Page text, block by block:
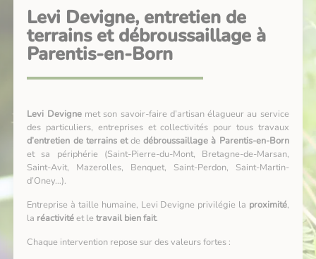
Levi Devigne, entretien de
terrains et débroussaillage à
Parentis-en-Born
Levi Devignemet son savoir-faire d’artisan élagueur au service
des particuliers, entreprises et collectivités pour tous travaux
d’entretien de terrains etdedébroussaillage à Parentis-en-Born
et sa périphérie (Saint-Pierre-du-Mont, Bretagne-de-Marsan,
Saint-Avit, Mazerolles, Benquet, Saint-Perdon, Saint-Martin-
d’Oney…).
Entreprise à taille humaine, Levi Devigne privilégie la proximité,
la réactivitéet letravail bien fait.
Chaque intervention repose sur des valeurs fortes :